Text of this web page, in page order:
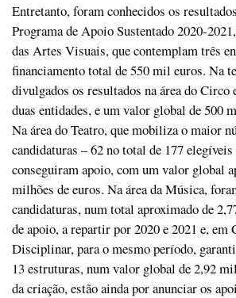
Entretanto, foram conhecidos os
Programa de Apoio Sustentado 2020-
das Artes Visuais, que contemplam três
financiamento total de 550 mil euros. Na
divulgados os resultados na área do Circo
duas entidades, e um valor global de 500
Na área do Teatro, que mobiliza o maior
candidaturas – 62 no total de 177 elegíveis
conseguiram apoio, com um valor global
milhões de euros. Na área da Música,
candidaturas, num total aproximado de
de apoio, a repartir por 2020 e 2021 e, em
Disciplinar, para o mesmo período,
13 estruturas, num valor global de 2,92
da criação, estão ainda por anunciar os